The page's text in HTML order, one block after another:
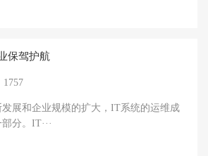
保驾护航
1757
展和企业规模的扩大，IT系统的运维成
分。IT···